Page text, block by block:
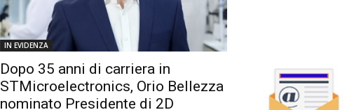
IN EVIDENZA
Dopo 35 anni di carriera in
STMicroelectronics, Orio Bellezza
nominato Presidente di 2D